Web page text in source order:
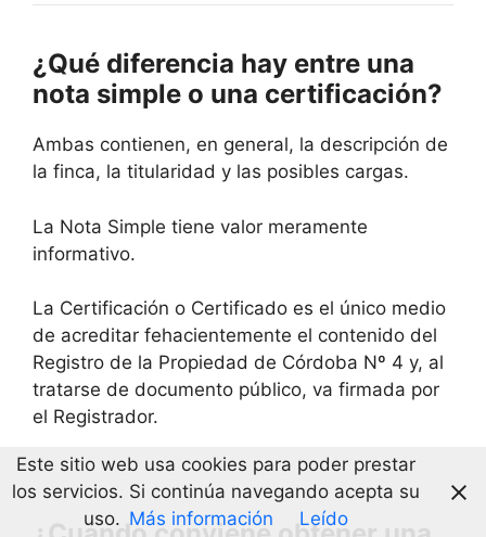
¿Qué diferencia hay entre una
nota simple o una certificación?
Ambas contienen, en general, la descripción de
la finca, la titularidad y las posibles cargas.
La Nota Simple tiene valor meramente
informativo.
La Certificación o Certificado es el único medio
de acreditar fehacientemente el contenido del
Registro de la Propiedad de Córdoba Nº 4 y, al
tratarse de documento público, va firmada por
el Registrador.
Este sitio web usa cookies para poder prestar
los servicios. Si continúa navegando acepta su
uso. Más información Leído